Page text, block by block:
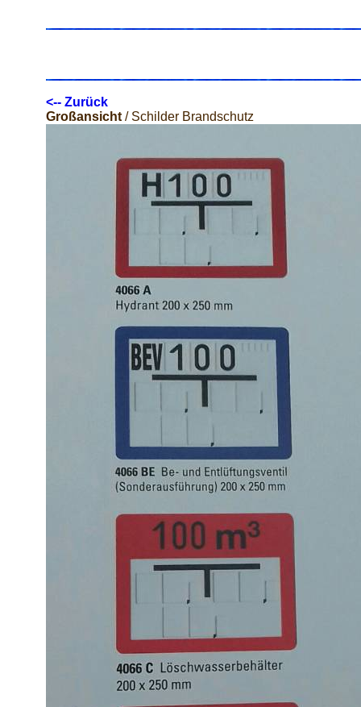
<-- Zurück
Großansicht/ Schilder Brandschutz